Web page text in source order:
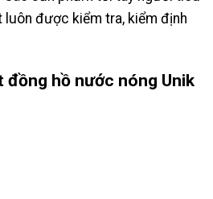
được kiểm tra, kiểm định
đồng hồ nước nóng Unik